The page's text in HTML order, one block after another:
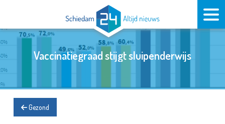
Vaccinatiegraad stijgt sluipenderwijs
Gezond